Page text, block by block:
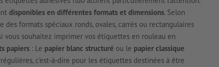
disponibles en différentes formats et dimensions. Selon
formats spéciaux ronds, ovales, carrés ou rectangulaires
vous souhaitez imprimer vos étiquettes en rouleau en
papiers : Le papier blanc structuré ou le papier classique
c'est-à-dire pour les étiquettes destinées à être